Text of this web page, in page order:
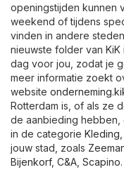
openingstijden kunnen
weekend of tijdens
vinden in andere
nieuwste folder van
dag voor jou, zodat je
meer informatie zoekt
website
Rotterdam is, of als ze
de aanbieding hebben,
in de categorie
jouw stad, zoals
Bijenkorf, C&A Scapino.